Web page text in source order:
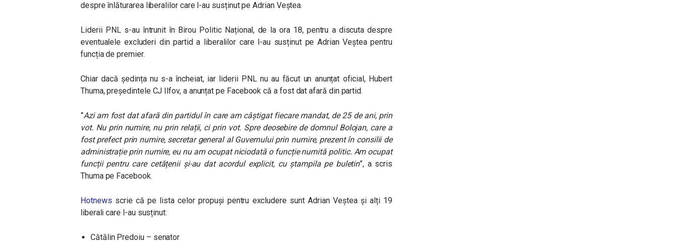
despre înlăturarea liberalilor care l-au susținut pe Adrian Veștea.
Liderii PNL s-au întrunit în Birou Politic Național, de la ora 18, pentru a discuta despre
eventualele excluderi din partid a liberalilor care l-au susținut pe Adrian Veștea pentru
funcția de premier.
Chiar dacă ședința nu s-a încheiat, iar liderii PNL nu au făcut un anunțat oficial, Hubert
Thuma, președintele CJ Ilfov, a anunțat pe Facebook că a fost dat afară din partid.
”Azi am fost dat afară din partidul în care am câștigat fiecare mandat, de 25 de ani, prin
vot. Nu prin numire, nu prin relații, ci prin vot. Spre deosebire de domnul Bolojan, care a
fost prefect prin numire, secretar general al Guvernului prin numire, prezent în consilii de
administrație prin numire, eu nu am ocupat niciodată o funcție numită politic. Am ocupat
funcții pentru care cetățenii și-au dat acordul explicit, cu ștampila pe buletin”, a scris
Thuma pe Facebook.
Hotnews scrie că pe lista celor propuși pentru excludere sunt Adrian Veștea și alți 19
liberali care l-au susținut:
Cătălin Predoiu – senator